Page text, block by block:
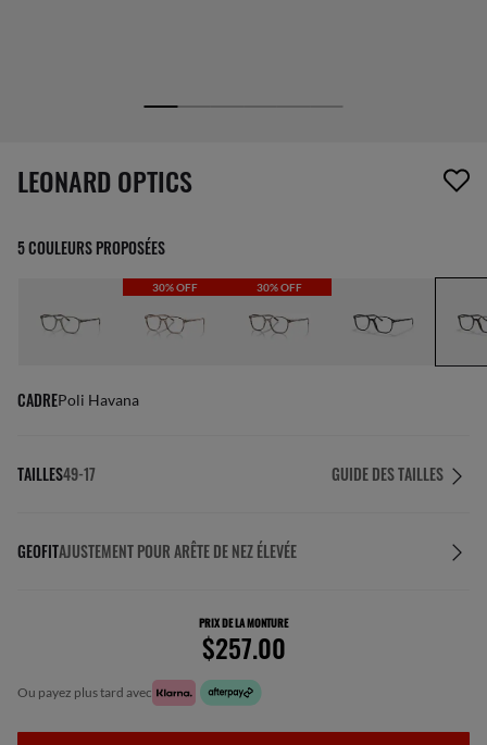
1 article a été retiré de votre liste de souhaits
LEONARD OPTICS
5 COULEURS PROPOSÉES
30% OFF 30% OFF
CADREPoli Havana
TAILLES49-17 GUIDE DES TAILLES
GEOFITAJUSTEMENT POUR ARÊTE DE NEZ ÉLEVÉE
PRIX DE LA MONTURE
$257.00
ou payez plus tard avec